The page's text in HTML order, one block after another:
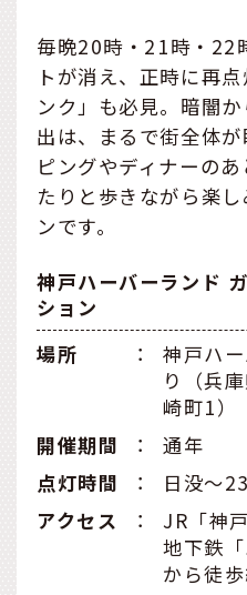
毎晩20時・21時・22
トが消え、正時に再
ンク」も必見。暗闇
出は、まるで街全体
ピングやディナーの
たりと歩きながら楽
ンです。
神戸ハーバーランド
ション
場所
：
神戸ハ
り（兵
崎町1）
開催期間
：
通年
点灯時間
：
日没～
アクセス
：
JR「神
地下鉄
から徒